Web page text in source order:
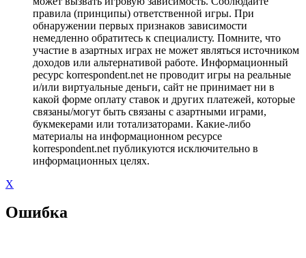
правила (принципы) ответственной игры. При
обнаружении первых признаков зависимости
немедленно обратитесь к специалисту. Помните, что
участие в азартных играх не может являться источником
доходов или альтернативой работе. Информационный
ресурс korrespondent.net не проводит игры на реальные
и/или виртуальные деньги, сайт не принимает ни в
какой форме оплату ставок и других платежей, которые
связаны/могут быть связаны с азартными играми,
букмекерами или тотализаторами. Какие-либо
материалы на информационном ресурсе
korrespondent.net публикуются исключительно в
информационных целях.
X
Ошибка